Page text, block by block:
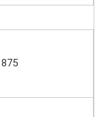
875